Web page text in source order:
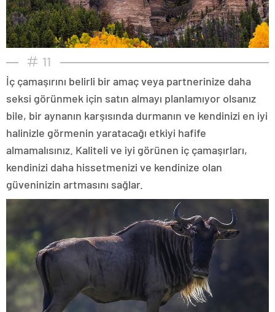
11
İç çamaşırını belirli bir amaç veya partnerinize daha
seksi görünmek için satın almayı planlamıyor olsanız
bile, bir aynanın karşısında durmanın ve kendinizi en iyi
halinizle görmenin yaratacağı etkiyi hafife
almamalısınız. Kaliteli ve iyi görünen iç çamaşırları,
kendinizi daha hissetmenizi ve kendinize olan
güveninizin artmasını sağlar.